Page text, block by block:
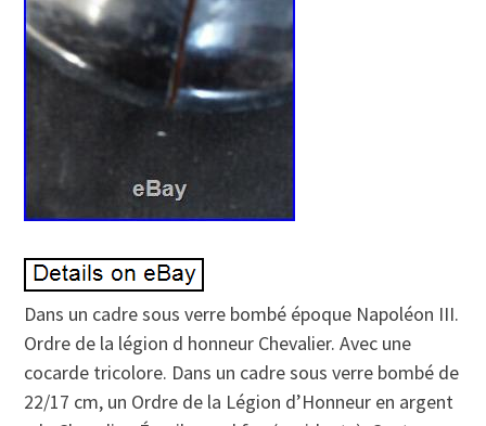
Dans un cadre sous verre bombé époque Napoléon III.
Ordre de la légion d honneur Chevalier. Avec une
cocarde tricolore. Dans un cadre sous verre bombé de
22/17 cm, un Ordre de la Légion d’Honneur en argent